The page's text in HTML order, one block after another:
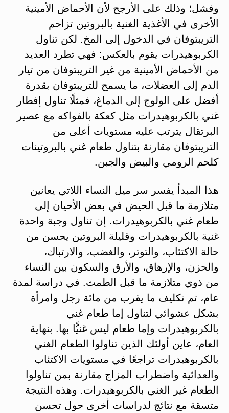
وفشل؛ وذلك على الأرجح لأن الأحماض الأمينية
الأخرى في الأغذية الغنية بالبروتين تزاحم
التريبتوفان في الدخول إلى المخ. لكن تناول
الكربوهيدرات يقوم بالعكس: فهي تطرد العديد
من الأحماض الأمينية من غير التريبتوفان من تيار
الدم إلى العضلات، ما يسمح للتريبتوفان بقدرة
أفضل على الولوج إلى الدماغ، فمثلًا تناول إفطار
غني بالكربوهيدرات مثل كعكة بالفواكه مع عصير
البرتقال يترتب عليه مستويات أعلى من
التريبتوفان مقارنة بتناول طعام غني بالبروتينات
كلحم الرومي والبيض والجبن.
هذا المبدأ يفسر سر ميل النساء اللاتي يعانين
متلازمة ما قبل الحيض في بعض الأحيان إلى
طعام غني بالكربوهيدرات. إن تناول وجبة واحدة
غنية بالكربوهيدرات وقليلة البروتين يحسن من
حالة الاكتئاب، والتوتر، والغضب، والارتباك،
والحزن، والإرهاق، والأرق والسكون بين النساء
من ذوي متلازمة ما قبل الطمث. في دراسة لمدة
عام، تم تكليف ما يقرب من مائة رجل وامرأة
بشكل عشوائي لتناول إما طعام غني
بالكربوهيدرات وإما طعام ليس غنيًّا بها. بنهاية
العام، عاين أولئك الذين تناولوا الطعام الغني
بالكربوهيدرات تراجعًا في مستويات الاكتئاب
والعدائية واضطراب المزاج مقارنة بمن تناولوا
الطعام غير الغني بالكربوهيدرات. وهذه النتيجة
متسقة مع نتائج لدراسات أخرى حول تحسن